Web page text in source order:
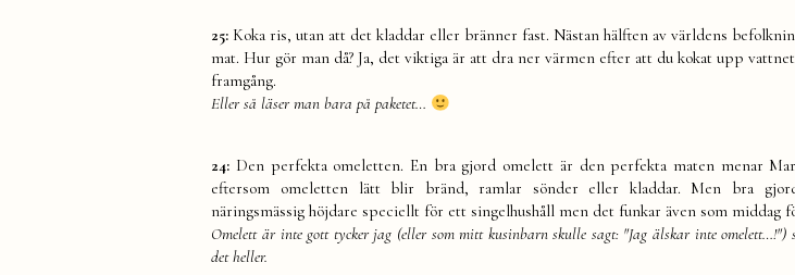
25: Koka ris, utan att det kladdar eller bränner fast. Nästan hälften av världens
mat. Hur gör man då? Ja, det viktiga är att dra ner värmen efter att du kokat upp
framgång.
Eller så läser man bara på paketet…
24: Den perfekta omeletten. En bra gjord omelett är den perfekta maten menar
eftersom omeletten lätt blir bränd, ramlar sönder eller kladdar. Men bra
näringsmässig höjdare speciellt för ett singelhushåll men det funkar även som middag
Omelett är inte gott tycker jag (eller som mitt kusinbarn skulle sagt: "Jag älskar inte
det heller.